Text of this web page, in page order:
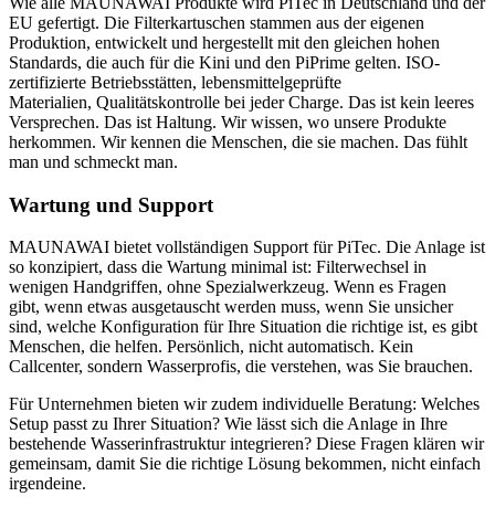
EU gefertigt. Die Filterkartuschen stammen aus der eigenen
Produktion, entwickelt und hergestellt mit den gleichen hohen
Standards, die auch für die Kini und den PiPrime gelten. ISO-
zertifizierte Betriebsstätten, lebensmittelgeprüfte
Materialien, Qualitätskontrolle bei jeder Charge. Das ist kein leeres
Versprechen. Das ist Haltung. Wir wissen, wo unsere Produkte
herkommen. Wir kennen die Menschen, die sie machen. Das fühlt
man und schmeckt man.
Wartung und Support
MAUNAWAI bietet vollständigen Support für PiTec. Die Anlage ist
so konzipiert, dass die Wartung minimal ist: Filterwechsel in
wenigen Handgriffen, ohne Spezialwerkzeug. Wenn es Fragen
gibt, wenn etwas ausgetauscht werden muss, wenn Sie unsicher
sind, welche Konfiguration für Ihre Situation die richtige ist, es gibt
Menschen, die helfen. Persönlich, nicht automatisch. Kein
Callcenter, sondern Wasserprofis, die verstehen, was Sie brauchen.
Für Unternehmen bieten wir zudem individuelle Beratung: Welches
Setup passt zu Ihrer Situation? Wie lässt sich die Anlage in Ihre
bestehende Wasserinfrastruktur integrieren? Diese Fragen klären wir
gemeinsam, damit Sie die richtige Lösung bekommen, nicht einfach
irgendeine.